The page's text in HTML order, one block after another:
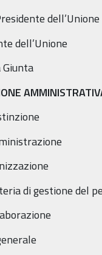
dell’Unione
dell’Unione
di gestione del